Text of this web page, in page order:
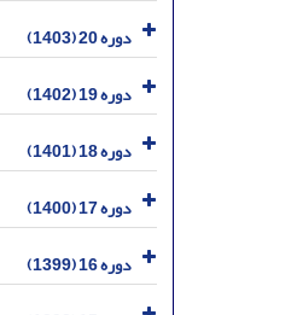
دوره 20 (1403)
دوره 19 (1402)
دوره 18 (1401)
دوره 17 (1400)
دوره 16 (1399)